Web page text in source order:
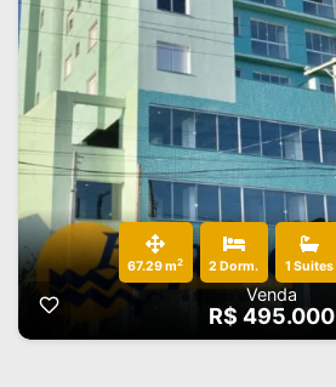
67.29 m2 2 Dorm. 1 Suites
Venda
R$ 495.000